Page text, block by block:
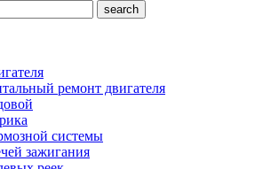
ремонт двигателя
системы
зажигания